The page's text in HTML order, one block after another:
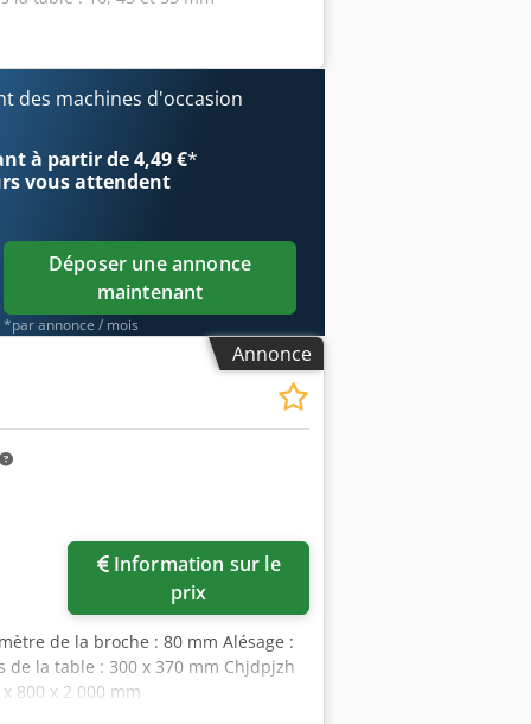
des machines d'occasion
à partir de 4,49 €*
vous attendent
Déposer une annonce
maintenant
*par annonce / mois
Annonce
Information sur le
prix
de la broche : 80 mm Alésage :
de la table : 300 x 370 mm Chjdpjzh
800 x 2 000 mm